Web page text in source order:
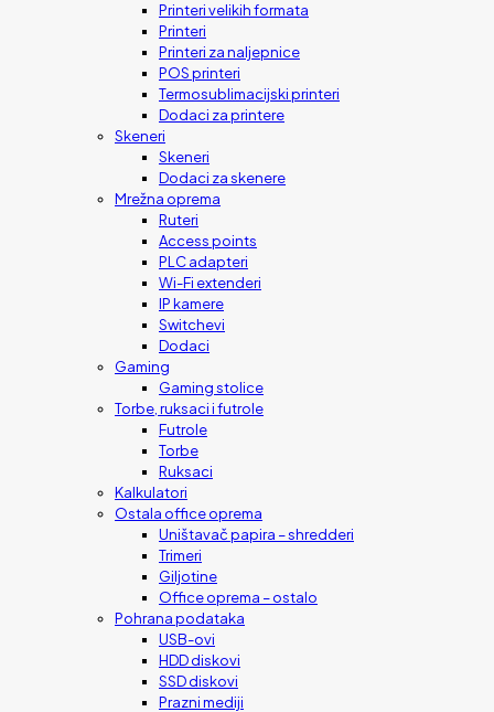
Printeri velikih formata
Printeri
Printeri za naljepnice
POS printeri
Termosublimacijski printeri
Dodaci za printere
Skeneri
Skeneri
Dodaci za skenere
Mrežna oprema
Ruteri
Access points
PLC adapteri
Wi-Fi extenderi
IP kamere
Switchevi
Dodaci
Gaming
Gaming stolice
Torbe, ruksaci i futrole
Futrole
Torbe
Ruksaci
Kalkulatori
Ostala office oprema
Uništavač papira – shredderi
Trimeri
Giljotine
Office oprema – ostalo
Pohrana podataka
USB-ovi
HDD diskovi
SSD diskovi
Prazni mediji